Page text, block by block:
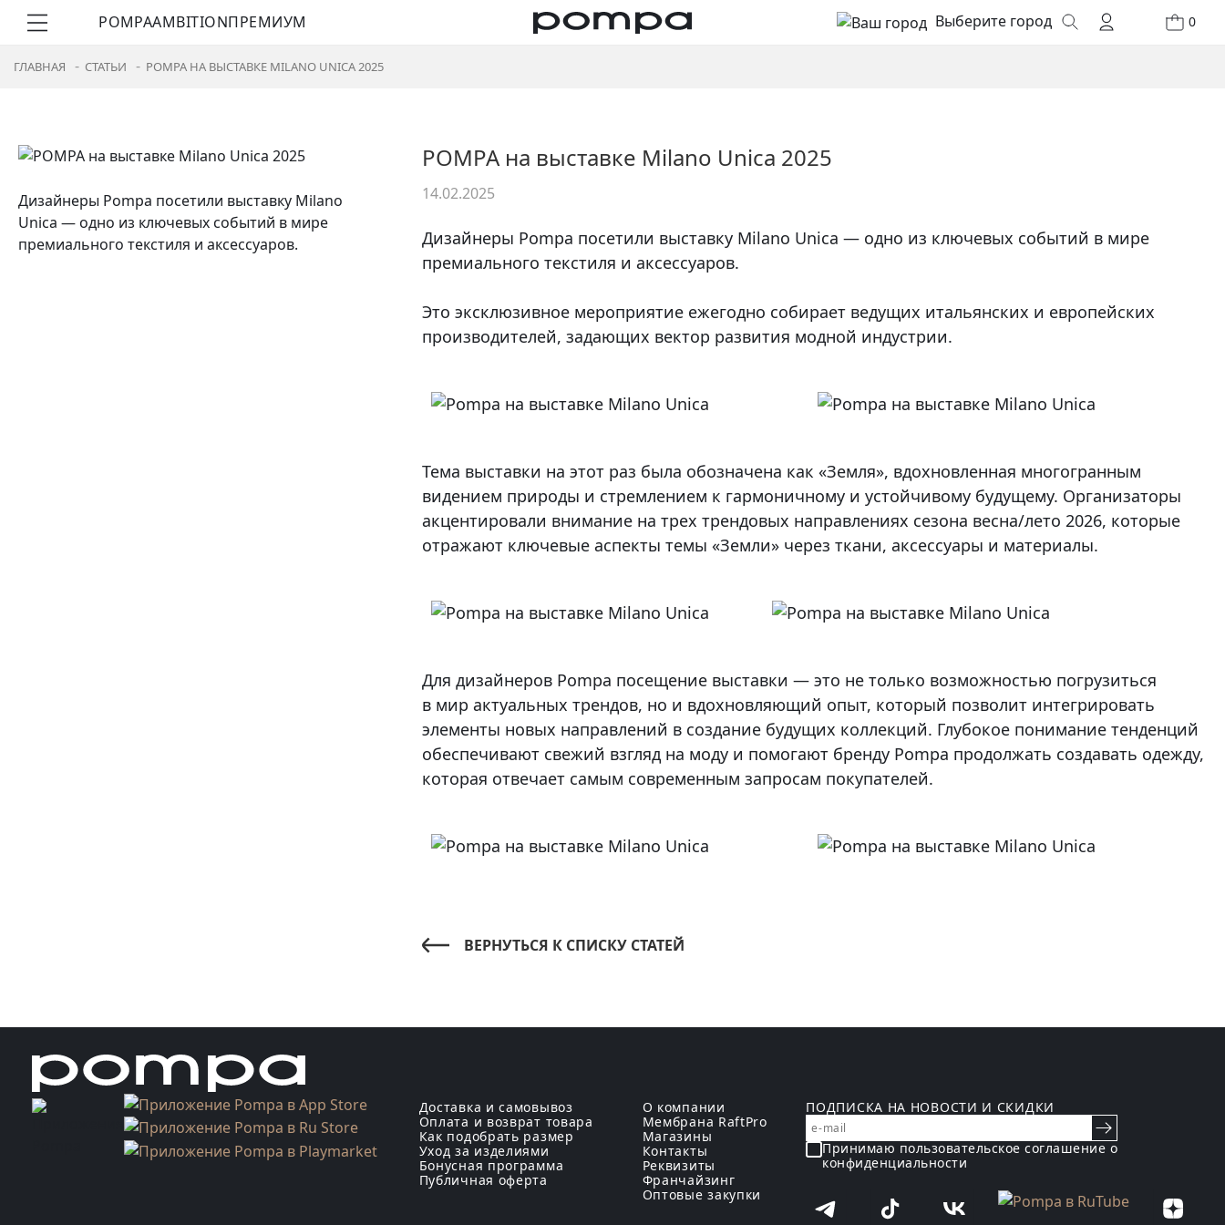
POMPAAMBITIONПРЕМИУМ Выберите город 0
ГЛАВНАЯ СТАТЬИ POMPA НА ВЫСТАВКЕ MILANO UNICA 2025
Дизайнеры Pompa посетили выставку Milano
Unica — одно из ключевых событий в мире
премиального текстиля и аксессуаров.
POMPA на выставке Milano Unica 2025
14.02.2025
Дизайнеры Pompa посетили выставку Milano Unica — одно из ключевых событий в мире
премиального текстиля и аксессуаров.
Это эксклюзивное мероприятие ежегодно собирает ведущих итальянских и европейских
производителей, задающих вектор развития модной индустрии.
Тема выставки на этот раз была обозначена как «Земля», вдохновленная многогранным
видением природы и стремлением к гармоничному и устойчивому будущему. Организаторы
акцентировали внимание на трех трендовых направлениях сезона весна/лето 2026, которые
отражают ключевые аспекты темы «Земли» через ткани, аксессуары и материалы.
Для дизайнеров Pompa посещение выставки — это не только возможностью погрузиться
в мир актуальных трендов, но и вдохновляющий опыт, который позволит интегрировать
элементы новых направлений в создание будущих коллекций. Глубокое понимание тенденций
обеспечивают свежий взгляд на моду и помогают бренду Pompa продолжать создавать одежду,
которая отвечает самым современным запросам покупателей.
ВЕРНУТЬСЯ К СПИСКУ СТАТЕЙ
Доставка и самовывоз
Оплата и возврат товара
Как подобрать размер
Уход за изделиями
Бонусная программа
Публичная оферта
О компании
Мембрана RaftPro
Магазины
Контакты
Реквизиты
Франчайзинг
Оптовые закупки
ПОДПИСКА НА НОВОСТИ И СКИДКИ
Принимаю пользовательскоесоглашение о
конфиденциальности